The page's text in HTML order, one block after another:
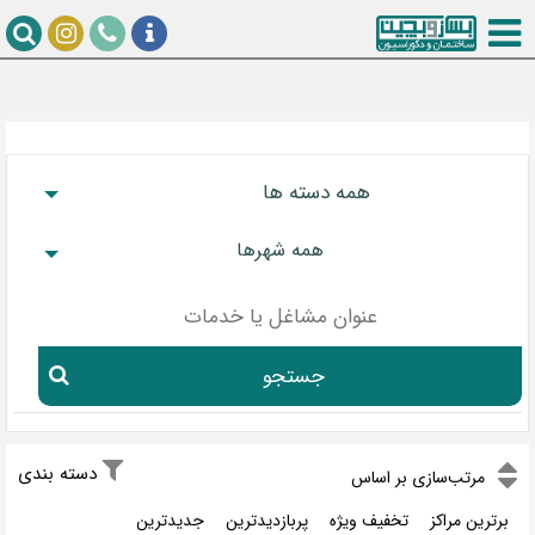
همه دسته ها
همه شهرها
جستجو
مر‌تب‌سازی بر اساس دسته بندی
برترین مراکز تخفیف ویژه پربازدیدترین جدیدترین